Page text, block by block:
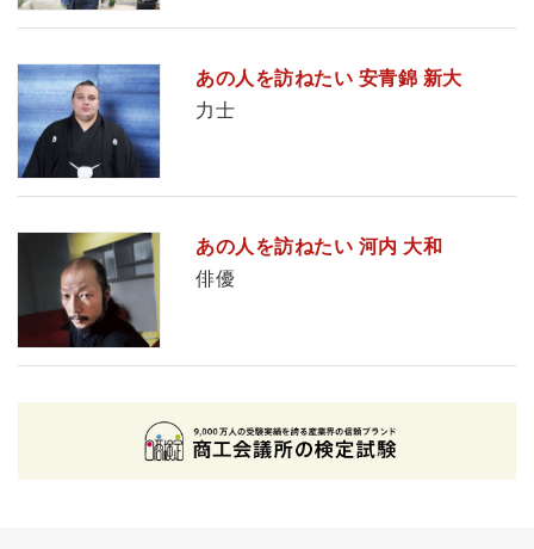
あの人を訪ねたい 安青錦 新大
力士
あの人を訪ねたい 河内 大和
俳優